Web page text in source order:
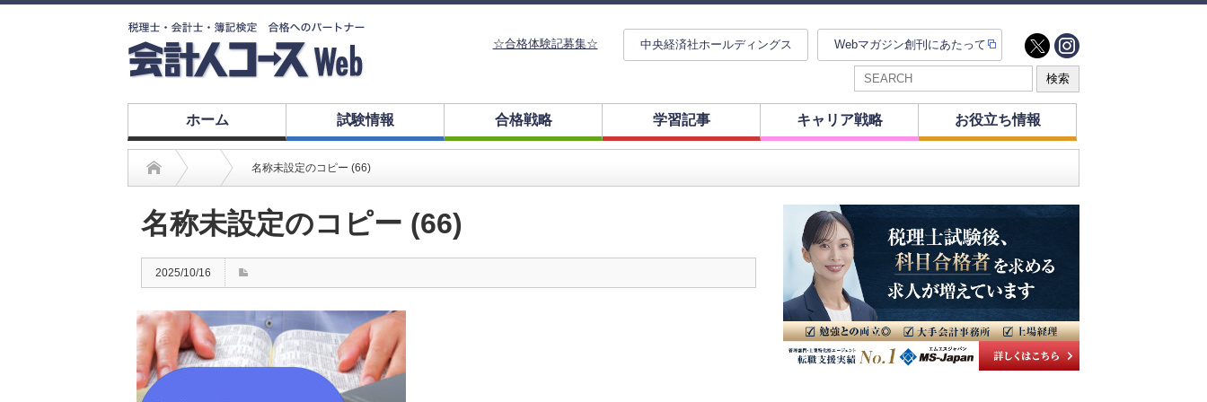
☆合格体験記募集☆ 中央経済社ホールディングス Webマガジン創刊にあたって
ホーム 試験情報 合格戦略 学習記事 キャリア戦略 お役立ち情報
名称未設定のコピー (66)
名称未設定のコピー (66)
2025/10/16